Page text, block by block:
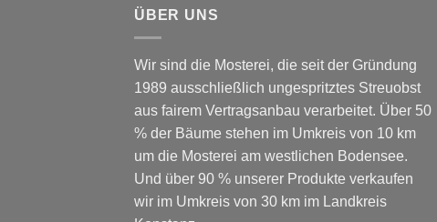
ÜBER UNS
Wir sind die Mosterei, die seit der Gründung
1989 ausschließlich ungespritztes Streuobst
aus fairem Vertragsanbau verarbeitet. Über 50
% der Bäume stehen im Umkreis von 10 km
um die Mosterei am westlichen Bodensee.
Und über 90 % unserer Produkte verkaufen
wir im Umkreis von 30 km im Landkreis